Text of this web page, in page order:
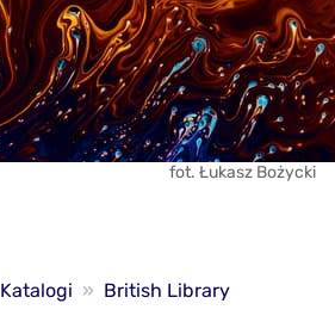
fot. Łukasz Bożycki
Katalogi » British Library